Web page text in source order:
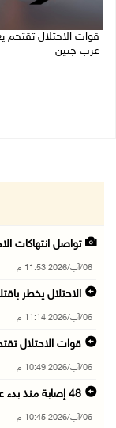
قوات الاحتلال تقتحم
غرب جنين
تواصل انتهاكات
06/آب/2026 11:53 م
الاحتلال يخطر باقتلاع
06/آب/2026 11:14 م
قوات الاحتلال
06/آب/2026 10:49 م
48 إصابة منذ بدء عدوان الاحتلال على مخيم قلند ...
06/آب/2026 10:45 م